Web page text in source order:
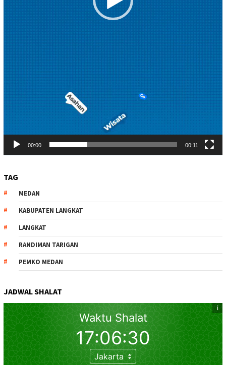
00:00 00:11
TAG
MEDAN
KABUPATEN LANGKAT
LANGKAT
RANDIMAN TARIGAN
PEMKO MEDAN
JADWAL SHALAT